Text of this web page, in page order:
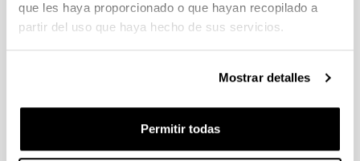
que les haya proporcionado o que hayan recopilado a
partir del uso que haya hecho de sus servicios.
Mostrar detalles
Permitir todas
Transversalidad que proporciona esta
Facultad, con titulaciones científicas muy
diversas.
La formación obtenida te proporcionará una
en el ámbito empresarial e investigador.